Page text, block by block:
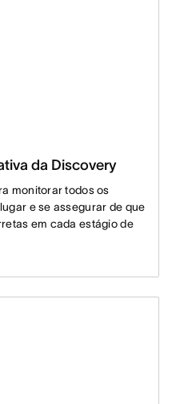
da Discovery
monitorar todos os
e se assegurar de que
em cada estágio de